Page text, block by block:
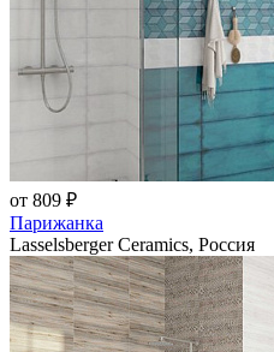
от 809 ₽
Парижанка
Lasselsberger Ceramics, Россия